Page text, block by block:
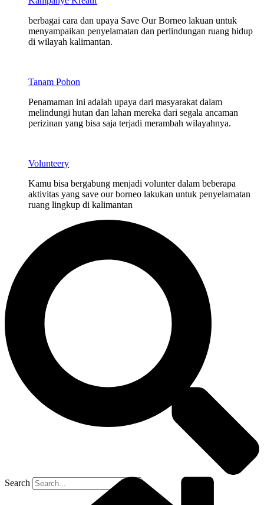
berbagai cara dan upaya Save Our Borneo lakuan untuk
menyampaikan penyelamatan dan perlindungan ruang hidup
di wilayah kalimantan.
Tanam Pohon
Penamaman ini adalah upaya dari masyarakat dalam
melindungi hutan dan lahan mereka dari segala ancaman
perizinan yang bisa saja terjadi merambah wilayahnya.
Volunteery
Kamu bisa bergabung menjadi volunter dalam beberapa
aktivitas yang save our borneo lakukan untuk penyelamatan
ruang lingkup di kalimantan
Search